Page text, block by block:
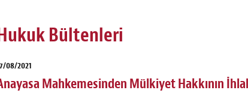
Bültenleri
08/2021
Mahkemesinden Mülkiyet Hakkının